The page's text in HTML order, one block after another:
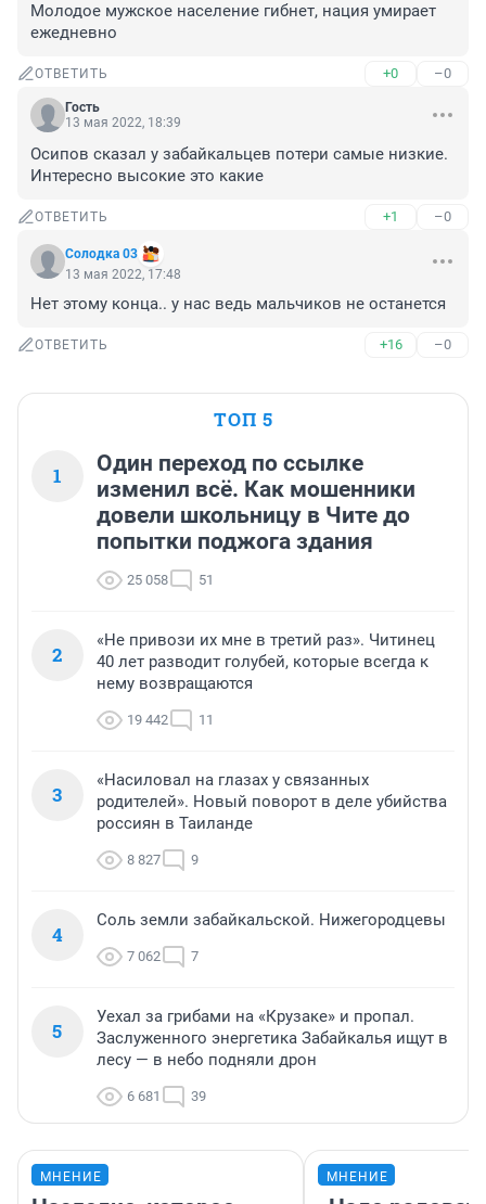
Молодое мужское население гибнет, нация умирает
ежедневно
ОТВЕТИТЬ +0 –0
Гость
13 мая 2022, 18:39
Осипов сказал у забайкальцев потери самые низкие.
Интересно высокие это какие
ОТВЕТИТЬ +1 –0
Солодка 03
13 мая 2022, 17:48
Нет этому конца.. у нас ведь мальчиков не останется
ОТВЕТИТЬ +16 –0
ТОП 5
1
Один переход по ссылке
изменил всё. Как мошенники
довели школьницу в Чите до
попытки поджога здания
25 058 51
2
«Не привози их мне в третий раз». Читинец
40 лет разводит голубей, которые всегда к
нему возвращаются
19 442 11
3
«Насиловал на глазах у связанных
родителей». Новый поворот в деле убийства
россиян в Таиланде
8 827 9
4
Соль земли забайкальской. Нижегородцевы
7 062 7
5
Уехал за грибами на «Крузаке» и пропал.
Заслуженного энергетика Забайкалья ищут в
лесу — в небо подняли дрон
6 681 39
МНЕНИЕ МНЕНИЕ